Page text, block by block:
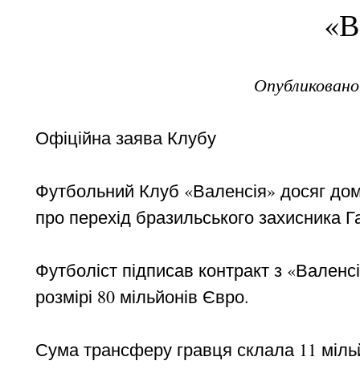
Офіційна заява Клубу
Футбольний Клуб «Валенсія» досяг
про перехід бразильського захисника
Футболіст підписав контракт з
розмірі 80 мільйонів Євро.
Сума трансферу гравця склала 11